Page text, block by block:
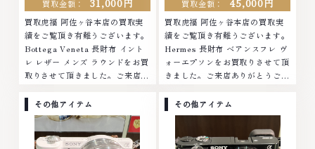
買取金額：
買取虎福 阿佐ヶ谷本店の買取実
績をご覧頂き有難うございます。
Bottega Veneta 長財布 イント
レ レザー メンズ ラウンドをお買
取りさせて頂きました。ご来店あ
取No.1へ挑戦金 プラチナ ダイヤ
モンド ブランド品 ブランド衣類
お酒買取りのことなら、お任せく
ださい。なかでも金・プラチナ等
買取金額：
買取虎福 阿佐ヶ谷本店の買取実
績をご覧頂き有難うございます。
Hermes 長財布 ベアンスフレ ヴ
ォーエプソンをお買取りさせて頂
きました。ご来店ありがとうござ
戦金 プラチナ ダイヤモンド ブラ
ンド品 ブランド衣類 お酒買取り
のことなら、お任せください。な
かでも金・プラチナ等のアクセサ
その他アイテム その他アイテム